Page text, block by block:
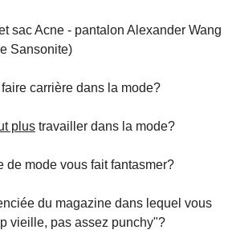
sac Acne - pantalon Alexander Wang
Sansonite)
carrière dans la mode?
plus travailler dans la mode?
de mode vous fait fantasmer?
du magazine dans lequel vous
vieille, pas assez punchy"?